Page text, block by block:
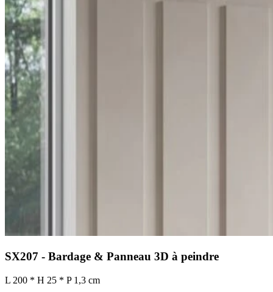
SX207 - Bardage & Panneau 3D à peindre
L 200 * H 25 * P 1,3 cm